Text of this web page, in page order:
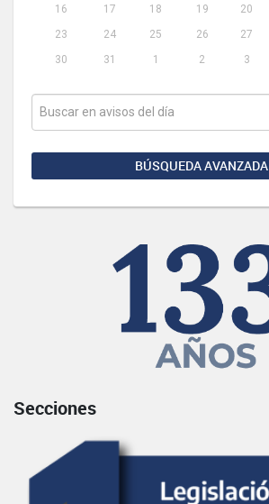
16
17 18 19 20
23
24 25 26 27
30
31 1 2 3
BÚSQUEDA AVANZADA
Secciones